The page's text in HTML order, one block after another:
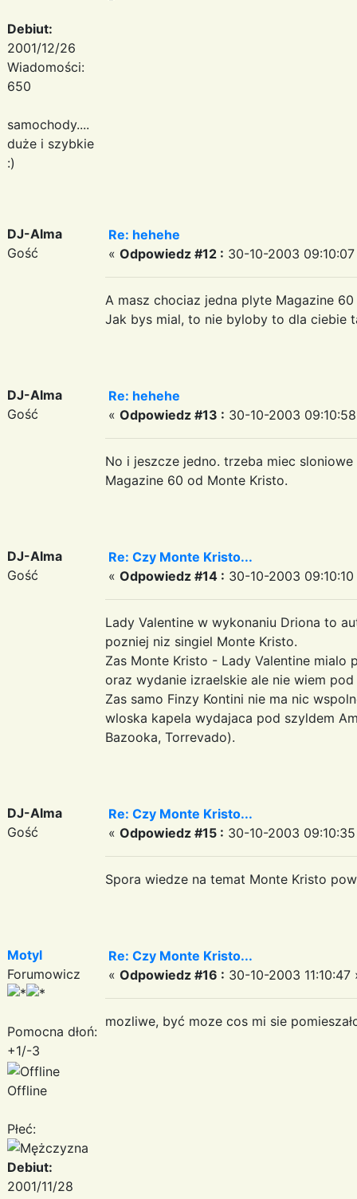
Debiut:
2001/12/26
Wiadomości:
650
samochody....
duże i szybkie
:)
DJ-Alma
Gość
Re: hehehe
« Odpowiedz #12 : 30-10-2003
A masz chociaz jedna plyte Magazine
Jak bys mial, to nie byloby to dla ciebie
DJ-Alma
Gość
Re: hehehe
« Odpowiedz #13 : 30-10-2003
No i jeszcze jedno. trzeba miec
Magazine 60 od Monte Kristo.
DJ-Alma
Gość
Re: Czy Monte Kristo...
« Odpowiedz #14 : 30-10-2003 09:10:10
Lady Valentine w wykonaniu Driona to
pozniej niz singiel Monte Kristo.
Zas Monte Kristo - Lady Valentine mialo
oraz wydanie izraelskie ale nie wiem
Zas samo Finzy Kontini nie ma nic
wloska kapela wydajaca pod szyldem
Bazooka, Torrevado).
DJ-Alma
Gość
Re: Czy Monte Kristo...
« Odpowiedz #15 : 30-10-2003
Spora wiedze na temat Monte Kristo
Motyl
Forumowicz
Pomocna dłoń:
+1/-3
Offline
Płeć:
Debiut:
2001/11/28
Re: Czy Monte Kristo...
« Odpowiedz #16 : 30-10-2003 11:10:47
mozliwe, być moze cos mi sie